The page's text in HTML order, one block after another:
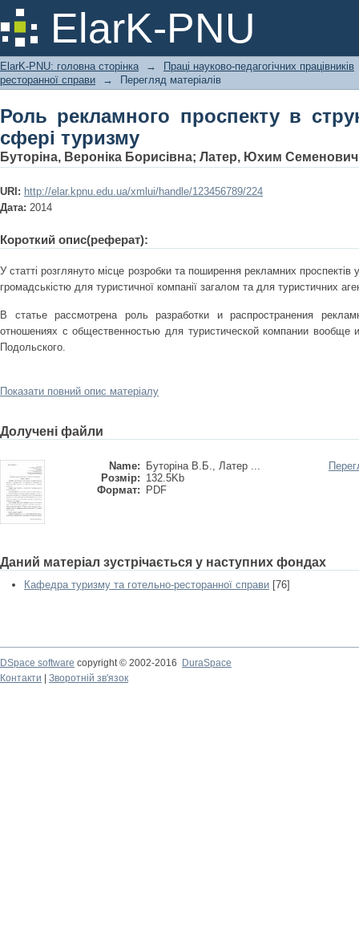
ElarK-PNU
Роль рекламного проспекту в
ElarK-PNU: головна сторінка →
Праці науково-педагогічних працівників
ресторанної справи
→ Перегляд матеріалів
Роль рекламного проспекту в
сфері туризму
Буторіна, Вероніка Борисівна; Латер, Юхим Семенович
URI: http://elar.kpnu.edu.ua/xmlui/handle/123456789/224
Дата: 2014
Короткий опис(реферат):
У статті розглянуто місце розробки та поширення рекламних проспектів
громадськістю для туристичної компанії загалом та для туристичних
В статье рассмотрена роль разработки и распространения
отношениях с общественностью для туристической компании вообще
Подольского.
Показати повний опис матеріалу
Долучені файли
Name:
Буторіна В.Б., Латер ...
Розмір: 132.5Kb
Формат:
PDF
Даний матеріал зустрічається у наступних фондах
Кафедра туризму та готельно-ресторанної справи [76]
DSpace software copyright © 2002-2016
DuraSpace
Контакти
Зворотній зв'язок